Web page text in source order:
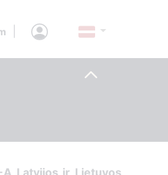
Latvijos ir Lietuvos